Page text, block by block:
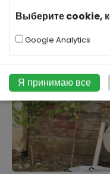
Выберите cookie,
Google Analytics
Я принимаю все